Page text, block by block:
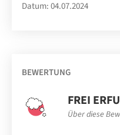
Datum: 04.07.2024
BEWERTUNG
FREI
Über diese